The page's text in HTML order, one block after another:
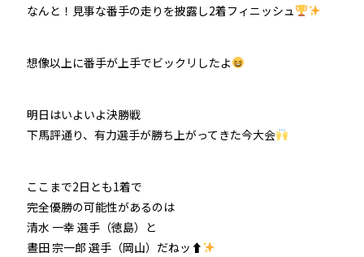
なんと！見事な番手の走りを披露し2着フィニッシュ
想像以上に番手が上手でビックリしたよ
明日はいよいよ決勝戦
下馬評通り、有力選手が勝ち上がってきた今大会
ここまで2日とも1着で
完全優勝の可能性があるのは
清水 一幸 選手（徳島）と
晝田 宗一郎 選手（岡山）だねッ⬆